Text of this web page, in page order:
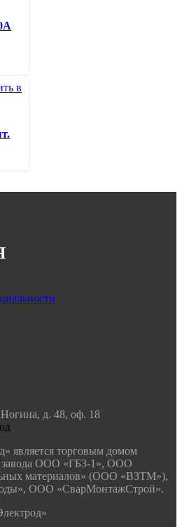
д. 48, оф. 18
является торговым домом
завода ООО «ГБЗ-1», ООО
материалов» (ООО «ВЗТМ»),
ООО «СварМонтажСтрой».